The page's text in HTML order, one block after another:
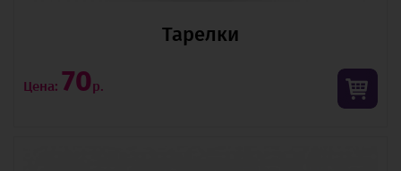
Тарелки
Цена: 70р.